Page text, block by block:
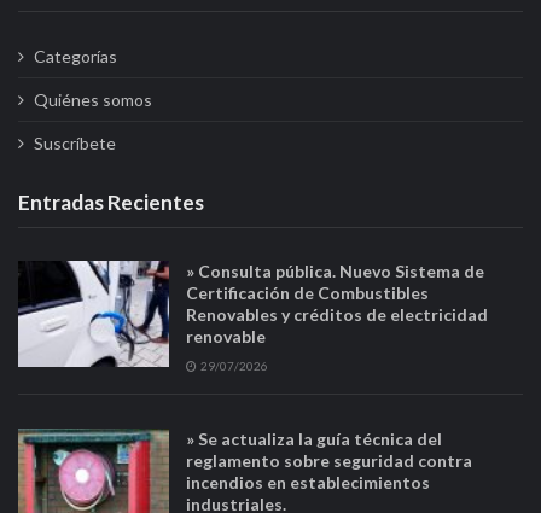
Categorías
Quiénes somos
Suscríbete
Entradas Recientes
» Consulta pública. Nuevo Sistema de
Certificación de Combustibles
Renovables y créditos de electricidad
renovable
29/07/2026
» Se actualiza la guía técnica del
reglamento sobre seguridad contra
incendios en establecimientos
industriales.